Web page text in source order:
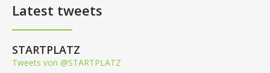
Latest tweets
STARTPLATZ
Tweets von @STARTPLATZ